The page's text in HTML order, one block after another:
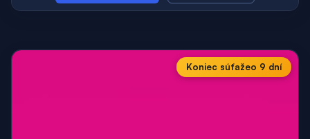
Koniec súťažeo 9 dní